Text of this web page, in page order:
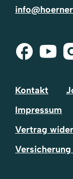
Kontakt
Impressum
Vertrag